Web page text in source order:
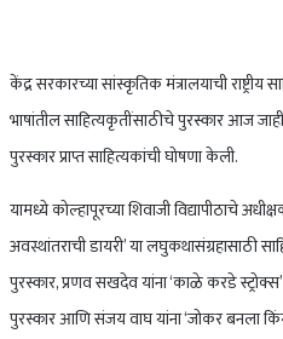
केंद्र सरकारच्या सांस्कृतिक मंत्रालयाची राष्ट्रीय
भाषांतील साहित्यकृतींसाठीचे पुरस्कार आज
पुरस्कार प्राप्त साहित्यकांची घोषणा केली.
यामध्ये कोल्हापूरच्या शिवाजी विद्यापीठाचे
अवस्थांतराची डायरी’ या लघुकथासंग्रहासाठी
पुरस्कार, प्रणव सखदेव यांना ‘काळे करडे
पुरस्कार आणि संजय वाघ यांना ‘जोकर बनला